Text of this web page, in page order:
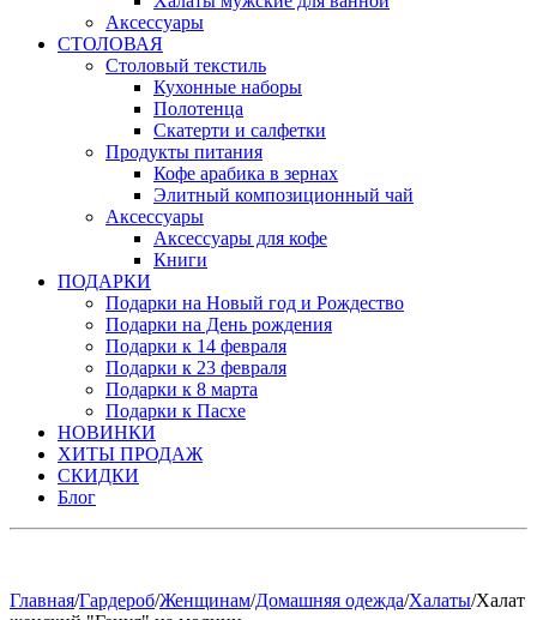
Аксессуары
СТОЛОВАЯ
Столовый текстиль
Кухонные наборы
Полотенца
Скатерти и салфетки
Продукты питания
Кофе арабика в зернах
Элитный композиционный чай
Аксессуары
Аксессуары для кофе
Книги
ПОДАРКИ
Подарки на Новый год и Рождество
Подарки на День рождения
Подарки к 14 февраля
Подарки к 23 февраля
Подарки к 8 марта
Подарки к Пасхе
НОВИНКИ
ХИТЫ ПРОДАЖ
СКИДКИ
Блог
Главная/Гардероб/Женщинам/Домашняя одежда/Халаты/Халат